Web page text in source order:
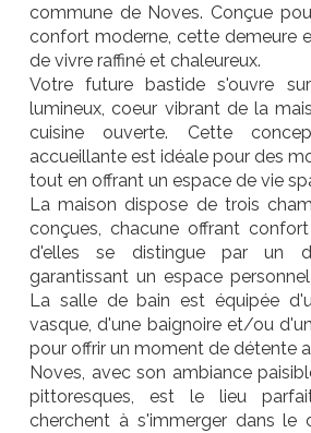
commune de Noves. Conçue
confort moderne, cette demeure
de vivre raffiné et chaleureux.
Votre future bastide s'ouvre
lumineux, coeur vibrant de la
cuisine ouverte. Cette
accueillante est idéale pour des
tout en offrant un espace de vie
La maison dispose de trois
conçues, chacune offrant
d'elles se distingue par un
garantissant un espace
La salle de bain est équipée
vasque, d'une baignoire et/ou
pour offrir un moment de détente
Noves, avec son ambiance
pittoresques, est le lieu
cherchent à s'immerger dans le